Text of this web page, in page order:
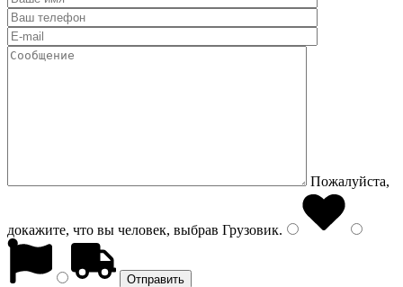
Пожалуйста,
докажите, что вы человек, выбрав Грузовик.